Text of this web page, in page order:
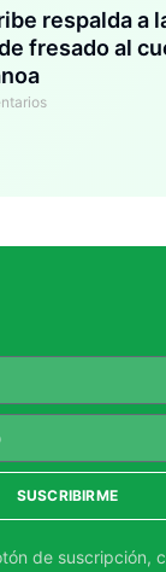
respalda a
fresado al
SUSCRIBIRME
de suscripción,